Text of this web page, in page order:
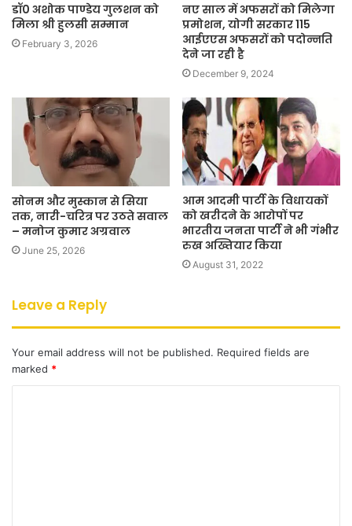
डॉ0 अशोक पाण्डेय गुलशन को
मिला श्री हुलसी सम्मान
February 3, 2026
नए साल में अफसरों को मिलेगा
प्रमोशन, योगी सरकार 115
आईएएस अफसरों को पदोन्नति
देने जा रही है
December 9, 2024
सोनम और मुस्कान से सिया
तक, नारी-चरित्र पर उठते सवाल
– मनोज कुमार अग्रवाल
June 25, 2026
आम आदमी पार्टी के विधायकों
को खरीदने के आरोपों पर
भारतीय जनता पार्टी ने भी गंभीर
रुख अख्तियार किया
August 31, 2022
Leave a Reply
Your email address will not be published. Required fields are
marked *